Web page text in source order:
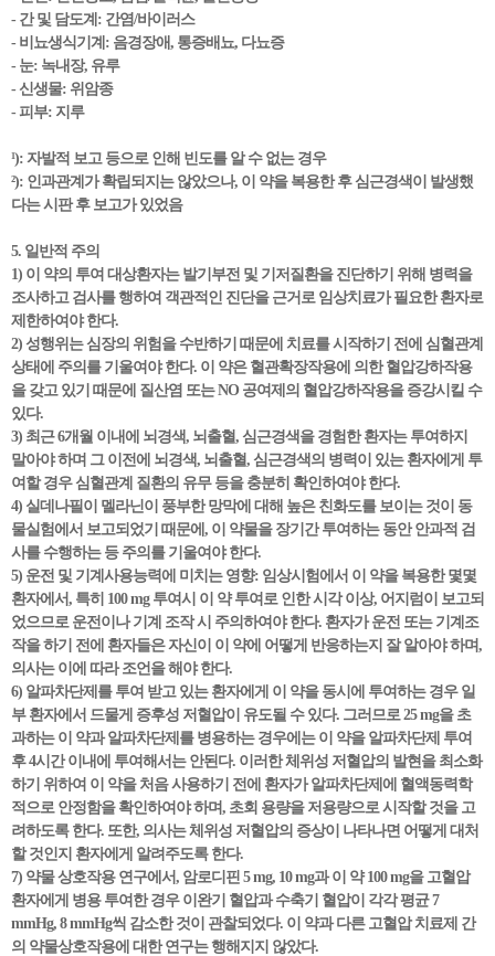
- 간 및 담도계: 간염/바이러스
- 비뇨생식기계: 음경장애, 통증배뇨, 다뇨증
- 눈: 녹내장, 유루
- 신생물: 위암종
- 피부: 지루
¹): 자발적 보고 등으로 인해 빈도를 알 수 없는 경우
²): 인과관계가 확립되지는 않았으나, 이 약을 복용한 후 심근경색이 발생했
다는 시판 후 보고가 있었음
5. 일반적 주의
1) 이 약의 투여 대상환자는 발기부전 및 기저질환을 진단하기 위해 병력을
조사하고 검사를 행하여 객관적인 진단을 근거로 임상치료가 필요한 환자로
제한하여야 한다.
2) 성행위는 심장의 위험을 수반하기 때문에 치료를 시작하기 전에 심혈관계
상태에 주의를 기울여야 한다. 이 약은 혈관확장작용에 의한 혈압강하작용
을 갖고 있기 때문에 질산염 또는 NO 공여제의 혈압강하작용을 증강시킬 수
있다.
3) 최근 6개월 이내에 뇌경색, 뇌출혈, 심근경색을 경험한 환자는 투여하지
말아야 하며 그 이전에 뇌경색, 뇌출혈, 심근경색의 병력이 있는 환자에게 투
여할 경우 심혈관계 질환의 유무 등을 충분히 확인하여야 한다.
4) 실데나필이 멜라닌이 풍부한 망막에 대해 높은 친화도를 보이는 것이 동
물실험에서 보고되었기 때문에, 이 약물을 장기간 투여하는 동안 안과적 검
사를 수행하는 등 주의를 기울여야 한다.
5) 운전 및 기계사용능력에 미치는 영향: 임상시험에서 이 약을 복용한 몇몇
환자에서, 특히 100 mg 투여시 이 약 투여로 인한 시각 이상, 어지럼이 보고되
었으므로 운전이나 기계 조작 시 주의하여야 한다. 환자가 운전 또는 기계조
작을 하기 전에 환자들은 자신이 이 약에 어떻게 반응하는지 잘 알아야 하며,
의사는 이에 따라 조언을 해야 한다.
6) 알파차단제를 투여 받고 있는 환자에게 이 약을 동시에 투여하는 경우 일
부 환자에서 드물게 증후성 저혈압이 유도될 수 있다. 그러므로 25 mg을 초
과하는 이 약과 알파차단제를 병용하는 경우에는 이 약을 알파차단제 투여
후 4시간 이내에 투여해서는 안된다. 이러한 체위성 저혈압의 발현을 최소화
하기 위하여 이 약을 처음 사용하기 전에 환자가 알파차단제에 혈액동력학
적으로 안정함을 확인하여야 하며, 초회 용량을 저용량으로 시작할 것을 고
려하도록 한다. 또한, 의사는 체위성 저혈압의 증상이 나타나면 어떻게 대처
할 것인지 환자에게 알려주도록 한다.
7) 약물 상호작용 연구에서, 암로디핀 5 mg, 10 mg과 이 약 100 mg을 고혈압
환자에게 병용 투여한 경우 이완기 혈압과 수축기 혈압이 각각 평균 7
mmHg, 8 mmHg씩 감소한 것이 관찰되었다. 이 약과 다른 고혈압 치료제 간
의 약물상호작용에 대한 연구는 행해지지 않았다.